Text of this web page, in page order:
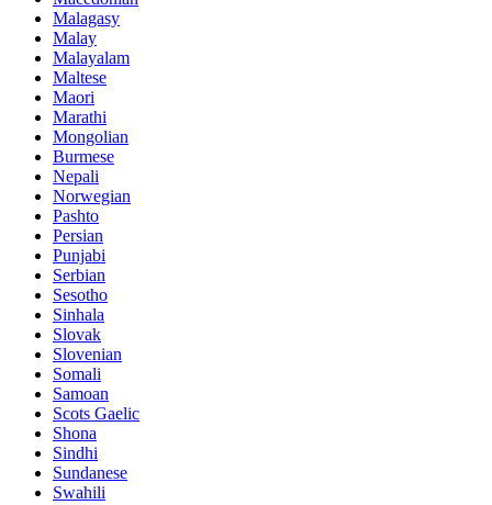
Malagasy
Malay
Malayalam
Maltese
Maori
Marathi
Mongolian
Burmese
Nepali
Norwegian
Pashto
Persian
Punjabi
Serbian
Sesotho
Sinhala
Slovak
Slovenian
Somali
Samoan
Scots Gaelic
Shona
Sindhi
Sundanese
Swahili